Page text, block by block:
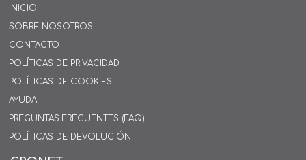
INICIO
SOBRE NOSOTROS
CONTACTO
POLÍTICAS DE PRIVACIDAD
POLÍTICAS DE COOKIES
AYUDA
PREGUNTAS FRECUENTES (FAQ)
POLÍTICAS DE DEVOLUCIÓN